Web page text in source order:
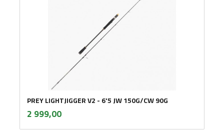
PREY LIGHTJIGGER V2 - 6'5 JW 150G/CW 90G
Pris
2 999,00mva.